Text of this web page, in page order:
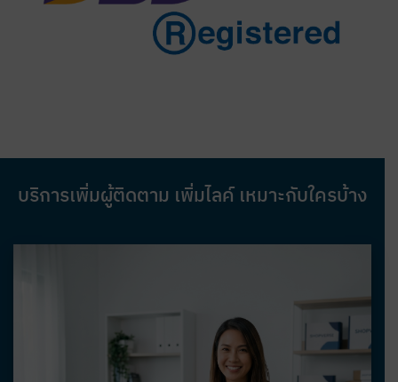
บริการเพิ่มผู้ติดตาม เพิ่มไลค์ เหมาะกับใครบ้าง